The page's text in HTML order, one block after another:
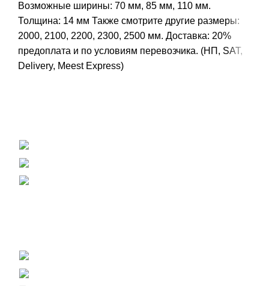
Возможные ширины: 70 мм, 85 мм, 110 мм.
Толщина: 14 мм Также смотрите другие размеры:
2000, 2100, 2200, 2300, 2500 мм. Доставка: 20%
предоплата и по условиям перевозчика. (НП, SAT,
Delivery, Meest Express)